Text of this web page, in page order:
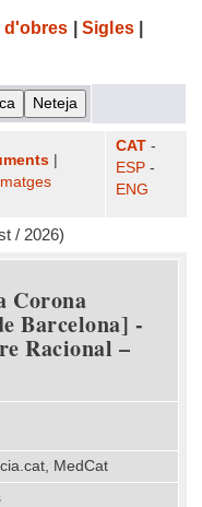
d'obres Sigles|
Imatges
CAT -
ESP -
ENG
/ 2026)
Corona
Barcelona] -
Racional –
MedCat